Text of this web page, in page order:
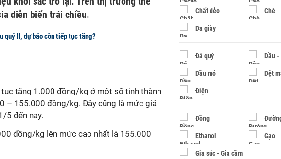
diễn biến trái chiều.
quý II, dự báo còn tiếp tục tăng?
tăng 1.000 đồng/kg ở một số tỉnh thành
– 155.000 đồng/kg. Đây cũng là mức giá
5 đến nay.
đồng/kg lên mức cao nhất là 155.000
Chất dẻo Chè
Da giày
Đá quý Dầu -
Dầu mỏ Dệt
Điện
Đồng
Ethanol Gạo
Gia súc - Gia cầm